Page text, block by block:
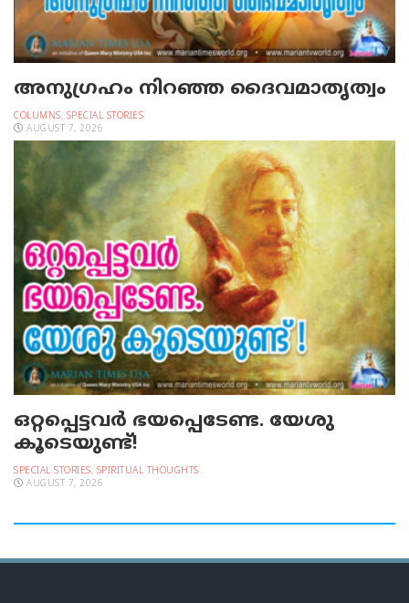
അനുഗ്രഹം നിറഞ്ഞ ദൈവമാതൃത്വം
COLUMNS, SPECIAL STORIES
AUGUST 7, 2026
ഒറ്റപ്പെട്ടവര്‍ ഭയപ്പെടേണ്ട. യേശു
കൂടെയുണ്ട്!
SPECIAL STORIES, SPIRITUAL THOUGHTS
AUGUST 7, 2026